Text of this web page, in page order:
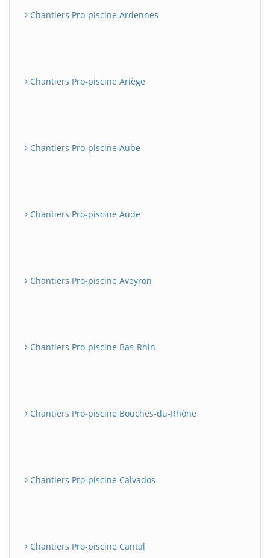
Chantiers Pro-piscine Ardennes
Chantiers Pro-piscine Ariège
Chantiers Pro-piscine Aube
Chantiers Pro-piscine Aude
Chantiers Pro-piscine Aveyron
Chantiers Pro-piscine Bas-Rhin
Chantiers Pro-piscine Bouches-du-Rhône
Chantiers Pro-piscine Calvados
Chantiers Pro-piscine Cantal